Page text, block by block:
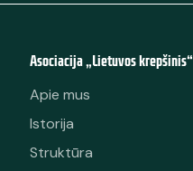
Asociacija „Lietuvos krepšinis“
Apie mus
Istorija
Struktūra